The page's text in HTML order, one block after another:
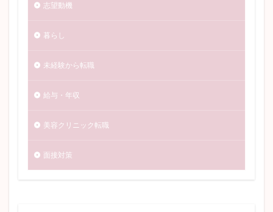
志望動機
暮らし
未経験から転職
給与・年収
美容クリニック転職
面接対策